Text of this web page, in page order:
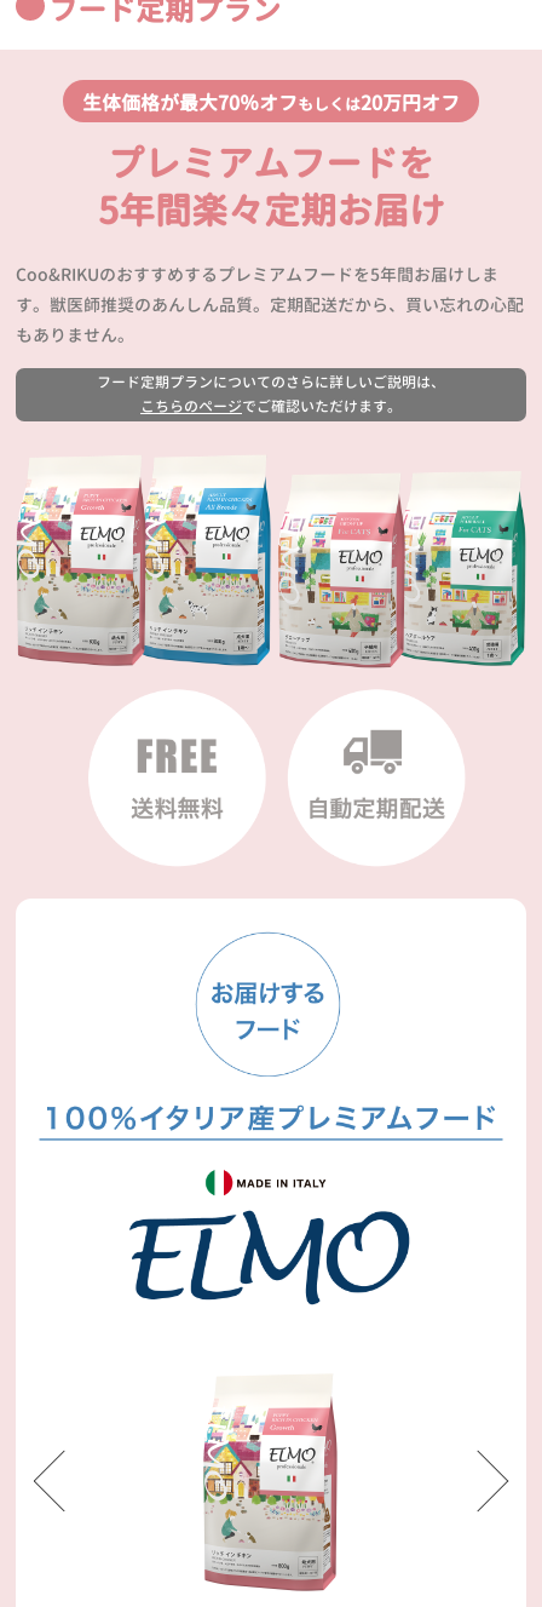
フード定期プラン
生体価格が最大70％オフもしくは20万円オフ
プレミアムフードを
5年間楽々定期お届け
Coo&RIKUのおすすめするプレミアムフードを5年間お届けしま
す。獣医師推奨のあんしん品質。定期配送だから、買い忘れの心配
もありません。
フード定期プランについてのさらに詳しいご説明は、
こちらのページでご確認いただけます。